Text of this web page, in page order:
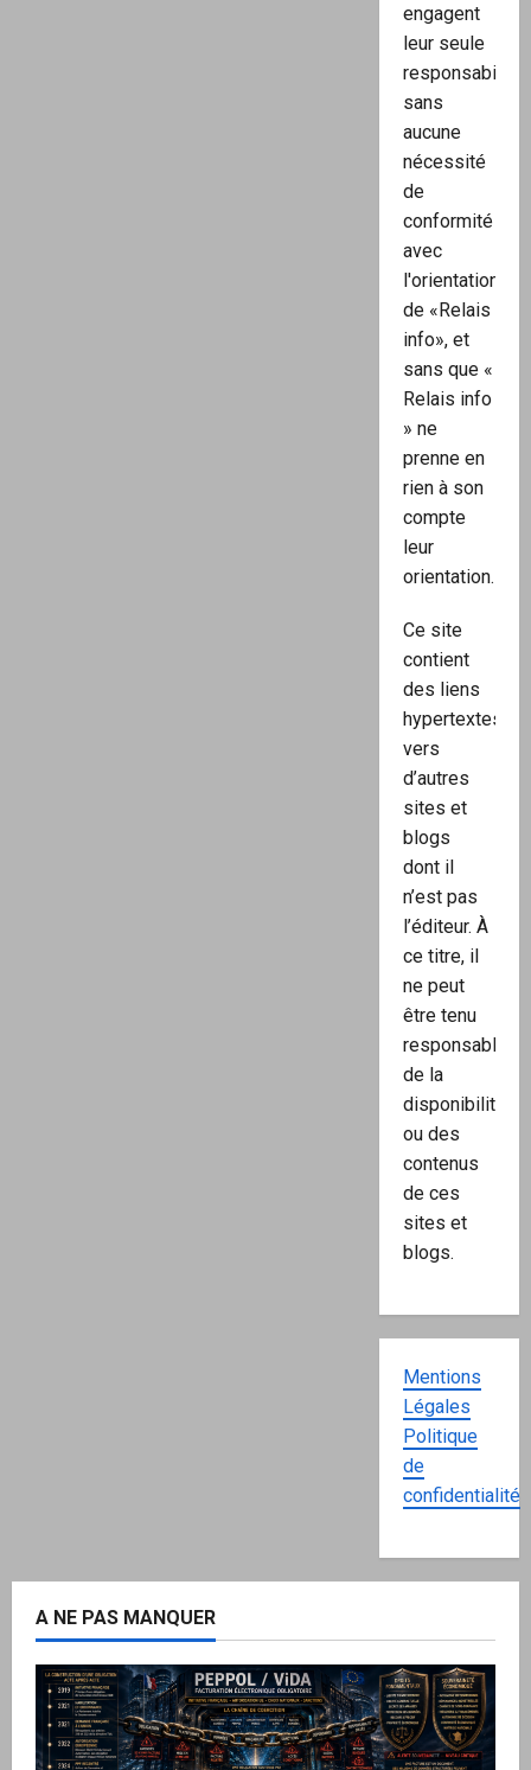
engagent
leur seule
responsabilité,
sans
aucune
nécessité
de
conformité
avec
l'orientation
de «Relais
info», et
sans que «
Relais info
» ne
prenne en
rien à son
compte
leur
orientation.
Ce site
contient
des liens
hypertextes
vers
d’autres
sites et
blogs
dont il
n’est pas
l’éditeur. À
ce titre, il
ne peut
être tenu
responsable
de la
disponibilité
ou des
contenus
de ces
sites et
blogs.
Mentions
Légales
Politique
de
confidentialité
A NE PAS MANQUER